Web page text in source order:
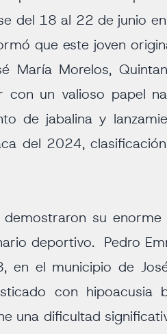
del 18 al 22 de junio
que este joven
María Morelos,
un valioso papel
de jabalina y
del 2024,
su enorme
deportivo. Pedro
el municipio de
con hipoacusia
una dificultad